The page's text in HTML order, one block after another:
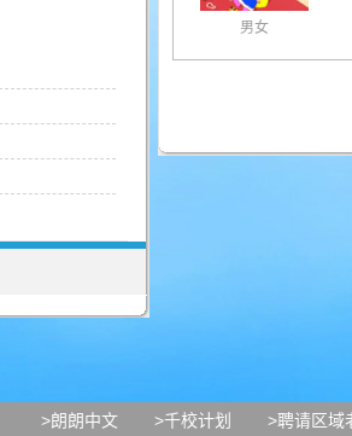
男女
>朗朗中文 >千校计划 >聘请区域